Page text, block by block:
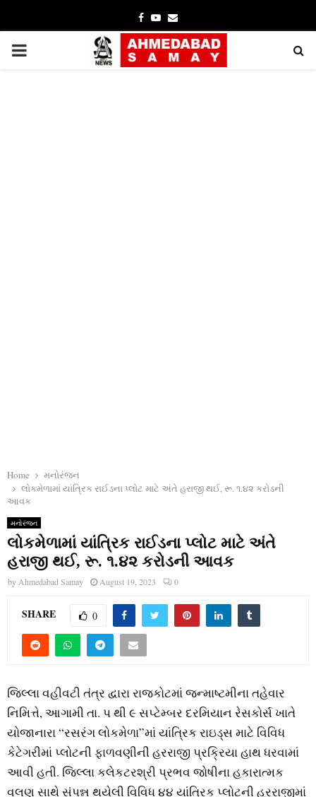
Facebook
YoutubeEmail
PRIMARY
Home
મનોરંજન
લોકમેળામાં યાંત્રિક રાઈડના પ્લોટ માટે અંતે હરાજી થઈ, રૂ. ૧.૪૨ કરોડની
આવક
મનોરંજન
લોકમેળામાં યાંત્રિક રાઈડના પ્લોટ માટે અંતે
હરાજી થઈ, રૂ. ૧.૪૨ કરોડની આવક
by Ahmedabad Samay August 19, 2023 0
SHARE 0
જિલ્લા વહીવટી તંત્ર દ્વારા રાજકોટમાં જન્માષ્ટમીના તહેવાર
નિમિત્તે, આગામી તા. પ થી ૯ સપ્ટેમ્બર દરમિયાન રેસકોર્સ ખાતે
યોજાનારા “રસરંગ લોકમેળા”માં યાંત્રિક રાઇડ્સ માટે વિવિધ
કેટેગરીમાં પ્લોટની ફાળવણીની હરરાજી પ્રક્રિયા હાથ ધરવામાં
આવી હતી. જિલ્લા કલેકટરશ્રી પ્રભવ જોષીના હકારાત્મક
વલણ સાથે સંપન્ન થયેલી વિવિધ ૪૪ યાંત્રિક પ્લોટની હરરાજીમાં